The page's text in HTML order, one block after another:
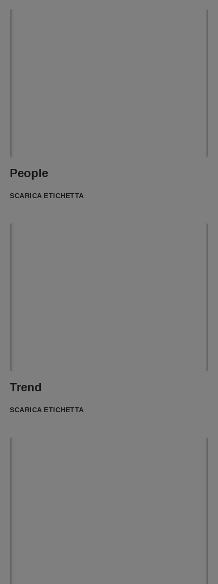
People
SCARICA ETICHETTA
Trend
SCARICA ETICHETTA